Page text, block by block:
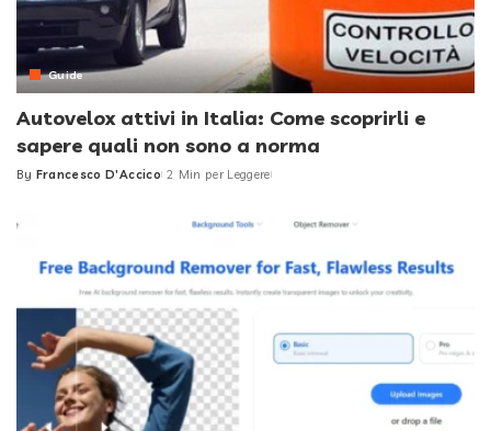
Guide
Autovelox attivi in Italia: Come scoprirli e
sapere quali non sono a norma
Posted
By Francesco D'Accico 2 Min per Leggere